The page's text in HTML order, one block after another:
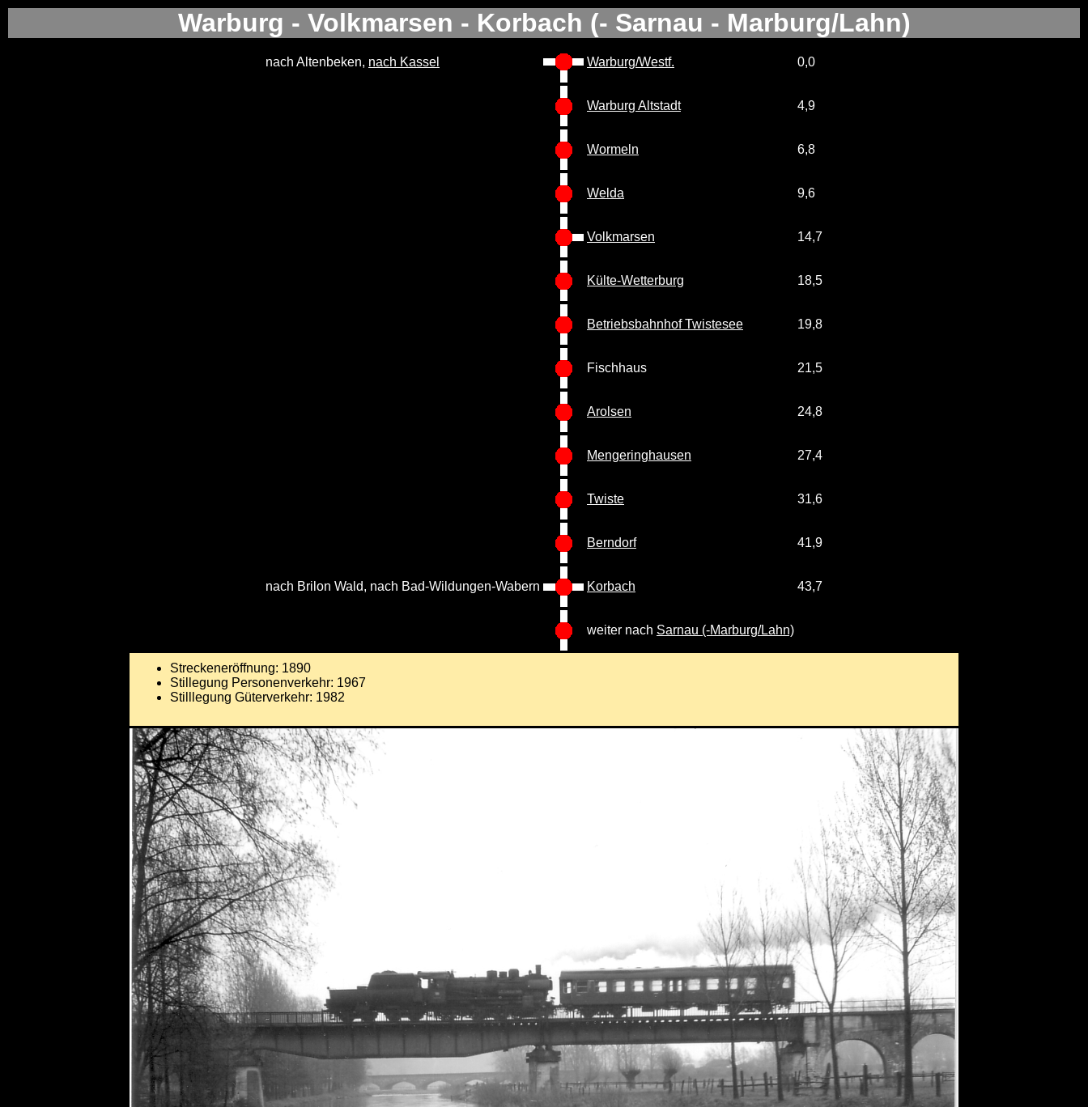
Warburg - Volkmarsen - Korbach (- Sarnau - Marburg/Lahn)
nach Altenbeken, nach Kassel Warburg/Westf. 0,0
Warburg Altstadt 4,9
Wormeln 6,8
Welda 9,6
Volkmarsen 14,7
Külte-Wetterburg 18,5
Betriebsbahnhof Twistesee 19,8
Fischhaus 21,5
Arolsen 24,8
Mengeringhausen 27,4
Twiste 31,6
Berndorf 41,9
nach Brilon Wald, nach Bad-Wildungen-Wabern Korbach 43,7
weiter nach Sarnau (-Marburg/Lahn)
Streckeneröffnung: 1890
Stillegung Personenverkehr: 1967
Stilllegung Güterverkehr: 1982